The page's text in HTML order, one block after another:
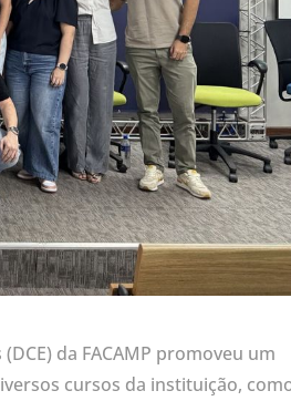
da FACAMP promoveu um
cursos da instituição,